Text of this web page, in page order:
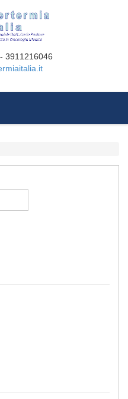
3911216046